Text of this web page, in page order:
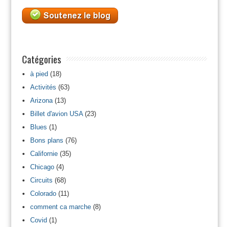
Catégories
à pied(18)
Activités (63)
Arizona(13)
Billet d'avion USA(23)
Blues (1)
Bons plans (76)
Californie(35)
Chicago(4)
Circuits (68)
Colorado(11)
comment ca marche(8)
Covid(1)